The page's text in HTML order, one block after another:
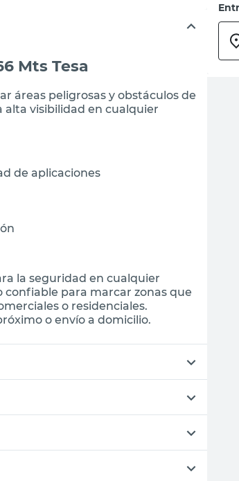
Mts Tesa
áreas peligrosas y obstáculos de
alta visibilidad en cualquier
de aplicaciones
la seguridad en cualquier
confiable para marcar zonas que
o residenciales.
o envío a domicilio.